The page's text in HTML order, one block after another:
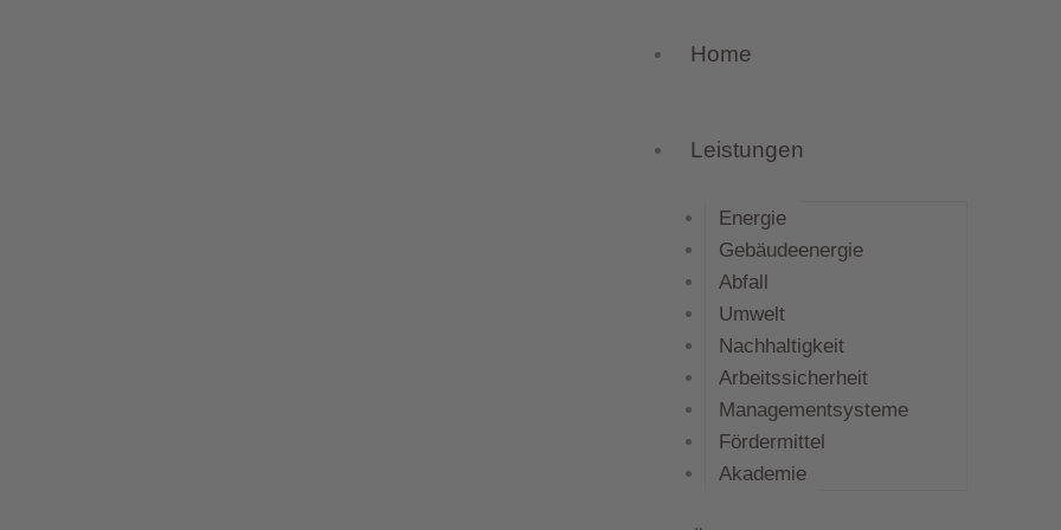
Home
Leistungen
Energie
Gebäudeenergie
Abfall
Umwelt
Nachhaltigkeit
Arbeitssicherheit
Managementsysteme
Fördermittel
Akademie